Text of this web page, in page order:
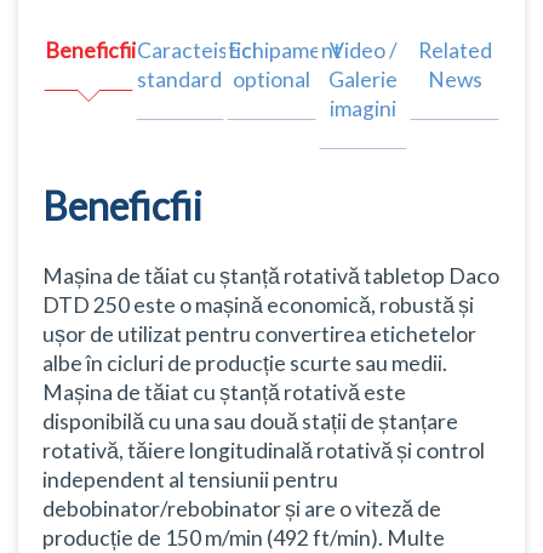
BeneficfiiCaracteistici
standard
Echipament
optional
Video /
Galerie
imagini
Related
News
Beneficfii
Mașina de tăiat cu ștanță rotativă tabletop Daco
DTD 250 este o mașină economică, robustă și
ușor de utilizat pentru convertirea etichetelor
albe în cicluri de producție scurte sau medii.
Mașina de tăiat cu ștanță rotativă este
disponibilă cu una sau două stații de ștanțare
rotativă, tăiere longitudinală rotativă și control
independent al tensiunii pentru
debobinator/rebobinator și are o viteză de
producție de 150 m/min (492 ft/min). Multe